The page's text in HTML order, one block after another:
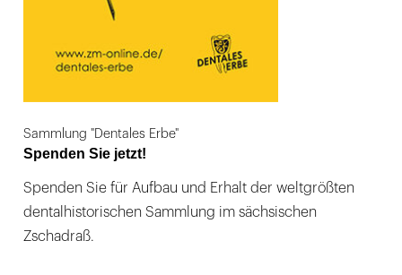
Sammlung "Dentales Erbe"
Spenden Sie jetzt!
Spenden Sie für Aufbau und Erhalt der weltgrößten
dentalhistorischen Sammlung im sächsischen
Zschadraß.